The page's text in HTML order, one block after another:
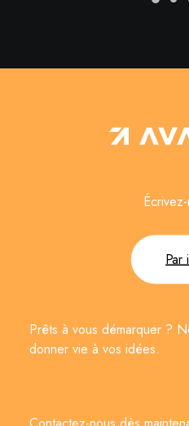
Par
Prêts à vous démarquer ?
donner vie à vos idées.